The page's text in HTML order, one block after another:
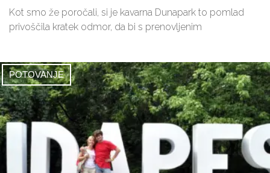
Kot smo že poročali, si je kavarna Dunapark to pomlad
privoščila kratek odmor, da bi s prenovljenim
POTOVANJE